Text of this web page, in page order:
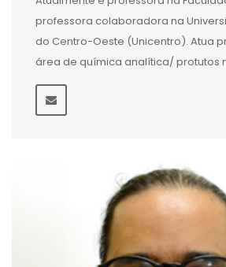
professora colaboradora na
do Centro-Oeste (Unicentro). Atua
área de química analítica/ protutos